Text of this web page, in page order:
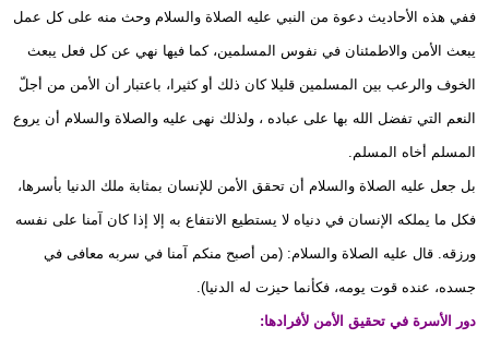
ففي هذه الأحاديث دعوة من النبي عليه الصلاة والسلام وحث منه على كل عمل
يبعث الأمن والاطمئنان في نفوس المسلمين، كما فيها نهي عن كل فعل يبعث
الخوف والرعب بين المسلمين قليلا كان ذلك أو كثيرا، باعتبار أن الأمن من أجلّ
النعم التي تفضل الله بها على عباده ، ولذلك نهى عليه والصلاة والسلام أن يروع
المسلم أخاه المسلم.
بل جعل عليه الصلاة والسلام أن تحقق الأمن للإنسان بمثابة ملك الدنيا بأسرها،
فكل ما يملكه الإنسان في دنياه لا يستطيع الانتفاع به إلا إذا كان آمنا على نفسه
ورزقه. قال عليه الصلاة والسلام: (من أصبح منكم آمنا في سربه معافى في
جسده، عنده قوت يومه، فكأنما حيزت له الدنيا).
دور الأسرة في تحقيق الأمن لأفرادها: